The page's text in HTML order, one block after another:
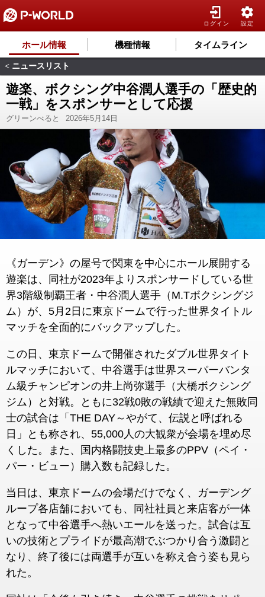
ログイン 設定
ホール情報 機種情報 タイムライン
< ニュースリスト
遊楽、ボクシング中谷潤人選手の「歴史的
一戦」をスポンサーとして応援
グリーンべると 2026年5月14日
《ガーデン》の屋号で関東を中心にホール展開する
遊楽は、同社が2023年よりスポンサードしている世
界3階級制覇王者・中谷潤人選手（M.Tボクシングジ
ム）が、5月2日に東京ドームで行った世界タイトル
マッチを全面的にバックアップした。
この日、東京ドームで開催されたダブル世界タイト
ルマッチにおいて、中谷選手は世界スーパーバンタ
ム級チャンピオンの井上尚弥選手（大橋ボクシング
ジム）と対戦。ともに32戦0敗の戦績で迎えた無敗同
士の試合は「THE DAY～やがて、伝説と呼ばれる
日」とも称され、55,000人の大観衆が会場を埋め尽
くした。また、国内格闘技史上最多のPPV（ペイ・
パー・ビュー）購入数も記録した。
当日は、東京ドームの会場だけでなく、ガーデング
ループ各店舗においても、同社社員と来店客が一体
となって中谷選手へ熱いエールを送った。試合は互
いの技術とプライドが最高潮でぶつかり合う激闘と
なり、終了後には両選手が互いを称え合う姿も見ら
れた。